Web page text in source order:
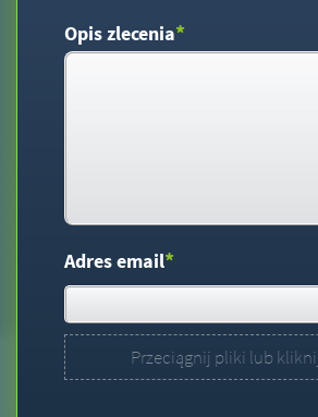
Opis zlecenia*
Adres email*
Przeciągnij pliki lub